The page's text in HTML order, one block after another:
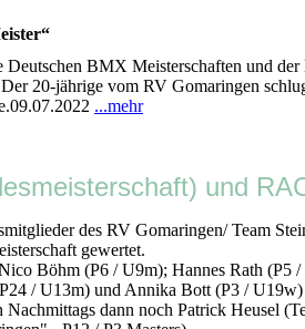
BMX Meisterschaften und
20-jährige vom RV Gomaringen
...mehr
und
des RV Gomaringen/
gewertet.
Böhm (P6 / U9m); Hannes Rath (P5
/ U13m) und Annika Bott (P3 /
dann noch Patrick Heusel